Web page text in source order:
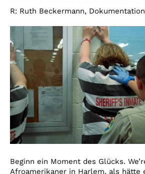
R: Ruth Beckermann,
Beginn ein Moment des Glücks.
Afroamerikaner in Harlem, als hätte